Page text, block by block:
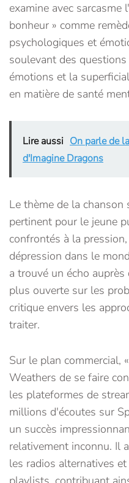
examine avec sarcasme
bonheur » comme
psychologiques et
soulevant des
émotions et la
en matière de santé
Lire aussi On parle de
d'Imagine Dragons
Le thème de la
pertinent pour le jeune
confrontés à la
dépression dans le
a trouvé un écho
plus ouverte sur les
critique envers les
traiter.
Sur le plan commercial,
Weathers de se faire
les plateformes de
millions d'écoutes sur
un succès
relativement inconnu. Il
les radios alternatives